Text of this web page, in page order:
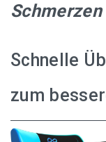
Schnelle
zum